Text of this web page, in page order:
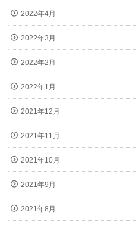
2022年4月
2022年3月
2022年2月
2022年1月
2021年12月
2021年11月
2021年10月
2021年9月
2021年8月